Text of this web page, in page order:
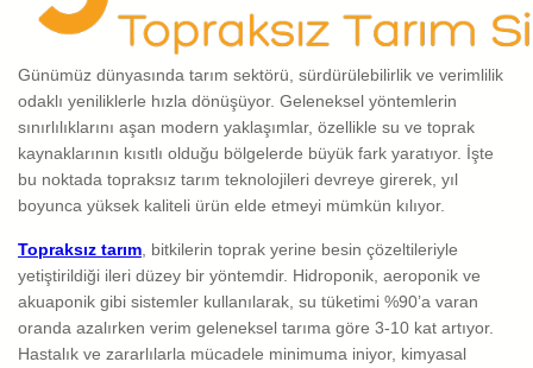
Günümüz dünyasında tarım sektörü, sürdürülebilirlik ve verimlilik
odaklı yeniliklerle hızla dönüşüyor. Geleneksel yöntemlerin
sınırlılıklarını aşan modern yaklaşımlar, özellikle su ve toprak
kaynaklarının kısıtlı olduğu bölgelerde büyük fark yaratıyor. İşte
bu noktada topraksız tarım teknolojileri devreye girerek, yıl
boyunca yüksek kaliteli ürün elde etmeyi mümkün kılıyor.
Topraksız tarım , bitkilerin toprak yerine besin çözeltileriyle
yetiştirildiği ileri düzey bir yöntemdir. Hidroponik, aeroponik ve
akuaponik gibi sistemler kullanılarak, su tüketimi %90’a varan
oranda azalırken verim geleneksel tarıma göre 3-10 kat artıyor.
Hastalık ve zararlılarla mücadele minimuma iniyor, kimyasal